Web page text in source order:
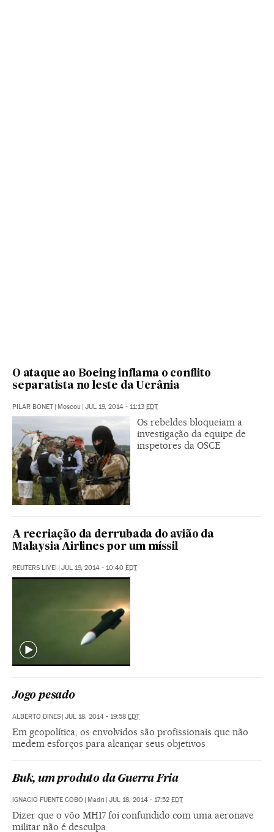
O ataque ao Boeing inflama o conflito
separatista no leste da Ucrânia
PILAR BONET | Moscou | JUL 19, 2014 - 11:13 EDT
Os rebeldes bloqueiam a
investigação da equipe de
inspetores da OSCE
A recriação da derrubada do avião da
Malaysia Airlines por um míssil
REUTERS LIVE! | JUL 19, 2014 - 10:40 EDT
Jogo pesado
ALBERTO DINES | JUL 18, 2014 - 19:58 EDT
Em geopolítica, os envolvidos são profissionais que não
medem esforços para alcançar seus objetivos
Buk, um produto da Guerra Fria
IGNACIO FUENTE COBO | Madri | JUL 18, 2014 - 17:52 EDT
Dizer que o vôo MH17 foi confundido com uma aeronave
militar não é desculpa